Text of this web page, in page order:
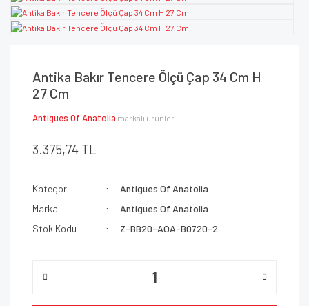
Antika Bakır Tencere Ölçü Çap 34 Cm H
27 Cm
Antigues Of Anatolia markalı ürünler
3.375,74 TL
Kategori
Antigues Of Anatolia
Marka
Antigues Of Anatolia
Stok Kodu
Z-BB20-AOA-B0720-2